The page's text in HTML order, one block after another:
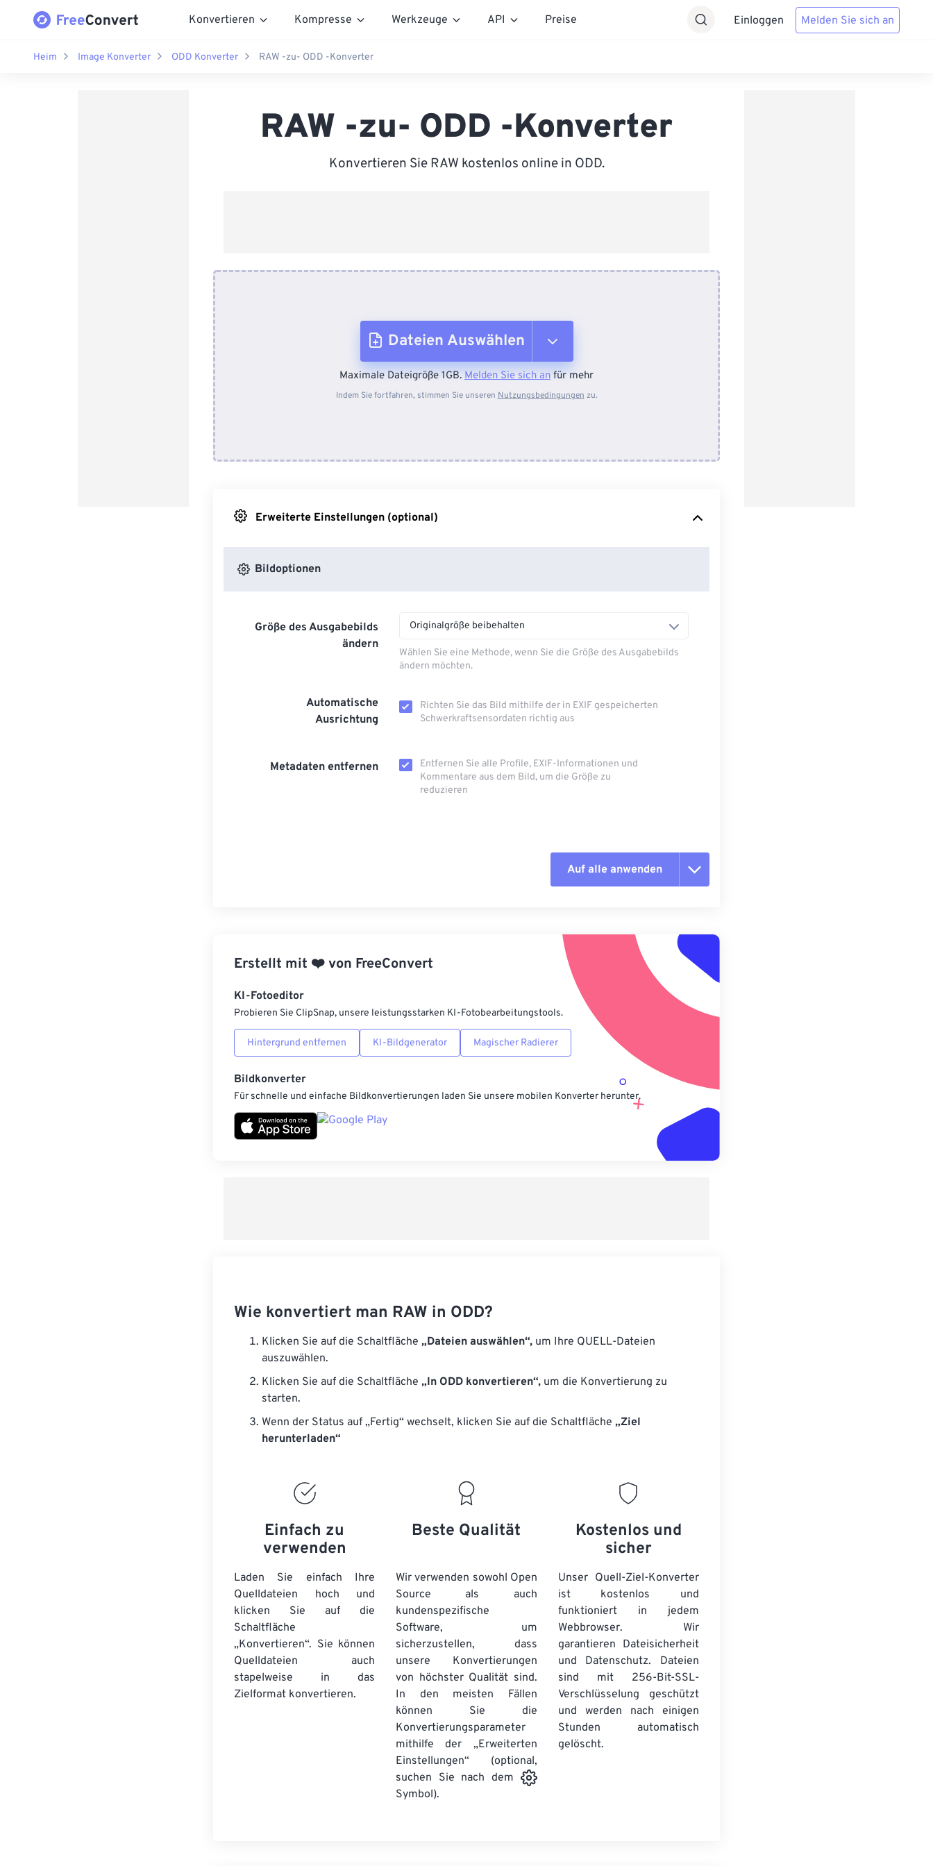
Konvertieren Kompresse Werkzeuge API Preise Einloggen Melden Sie sich an
Heim Image Konverter ODD Konverter RAW -zu- ODD -Konverter
RAW -zu- ODD -Konverter
Konvertieren Sie RAW kostenlos online in ODD.
Dateien Auswählen
Vom Gerät
Maximale Dateigröße 1GB. Melden Sie sich an für mehr
Indem Sie fortfahren, stimmen Sie unseren Nutzungsbedingungen zu.
Erweiterte Einstellungen (optional)
Bildoptionen
Größe des Ausgabebilds
ändern
Originalgröße beibehalten
Wählen Sie eine Methode, wenn Sie die Größe des Ausgabebilds
ändern möchten.
Automatische
Ausrichtung
Richten Sie das Bild mithilfe der in EXIF ​​gespeicherten
Schwerkraftsensordaten richtig aus
Metadaten entfernen
Entfernen Sie alle Profile, EXIF-Informationen und
Kommentare aus dem Bild, um die Größe zu
reduzieren
Auf alle anwenden
Aus Vorgabe anwenden
Als Vorgabe speichern
Erstellt mit ❤️von FreeConvert
KI-Fotoeditor
Probieren Sie ClipSnap, unsere leistungsstarken KI-Fotobearbeitungstools.
Hintergrund entfernen KI-Bildgenerator Magischer Radierer
Bildkonverter
Für schnelle und einfache Bildkonvertierungen laden Sie unsere mobilen Konverter herunter.
Wie konvertiert man RAW in ODD?
Klicken Sie auf die Schaltfläche „Dateien auswählen“, um Ihre QUELL-Dateien
auszuwählen.
Klicken Sie auf die Schaltfläche „In ODD konvertieren“, um die Konvertierung zu
starten.
Wenn der Status auf „Fertig“ wechselt, klicken Sie auf die Schaltfläche „Ziel
herunterladen“
Einfach zu
verwenden
Laden Sie einfach Ihre
Quelldateien hoch und
klicken Sie auf die
Schaltfläche
„Konvertieren“. Sie können
Quelldateien auch
stapelweise in das
Zielformat konvertieren.
Beste Qualität
Wir verwenden sowohl Open
Source als auch
kundenspezifische
Software, um
sicherzustellen, dass
unsere Konvertierungen
von höchster Qualität sind.
In den meisten Fällen
können Sie die
Konvertierungsparameter
mithilfe der „Erweiterten
Einstellungen“ (optional,
suchen Sie nach dem
Symbol).
Kostenlos und
sicher
Unser Quell-Ziel-Konverter
ist kostenlos und
funktioniert in jedem
Webbrowser. Wir
garantieren Dateisicherheit
und Datenschutz. Dateien
sind mit 256-Bit-SSL-
Verschlüsselung geschützt
und werden nach einigen
Stunden automatisch
gelöscht.